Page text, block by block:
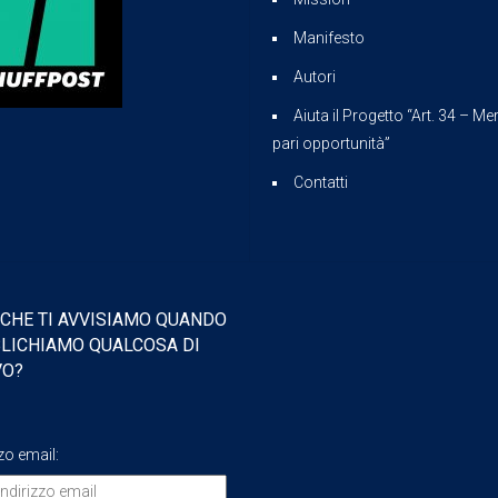
Manifesto
Autori
Aiuta il Progetto “Art. 34 –
pari opportunità”
Contatti
TI AVVISIAMO QUANDO
QUALCOSA DI
email: